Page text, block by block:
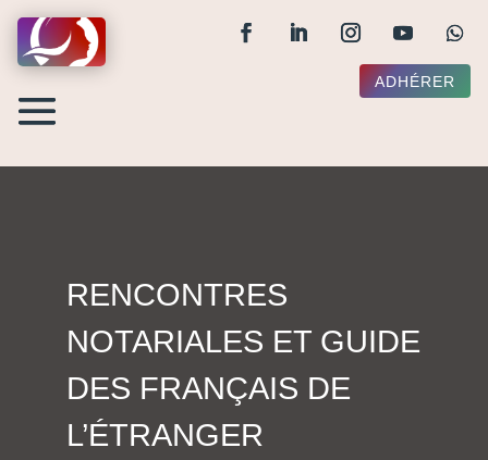
ADHÉRER
RENCONTRES
NOTARIALES ET GUIDE
DES FRANÇAIS DE
L’ÉTRANGER